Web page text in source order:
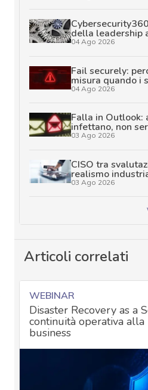
della leadership
04 Ago 2026
Fail securely:
misura quando i
04 Ago 2026
Falla in Outlook:
infettano, non
03 Ago 2026
CISO tra
realismo
03 Ago 2026
Articoli correlati
WEBINAR
Disaster Recovery as a
continuità operativa
business